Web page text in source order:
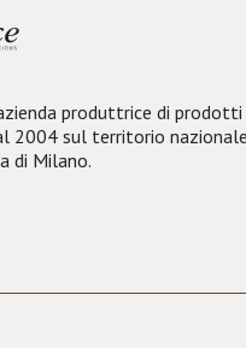
produttrice di
2004 sul territorio
di Milano.